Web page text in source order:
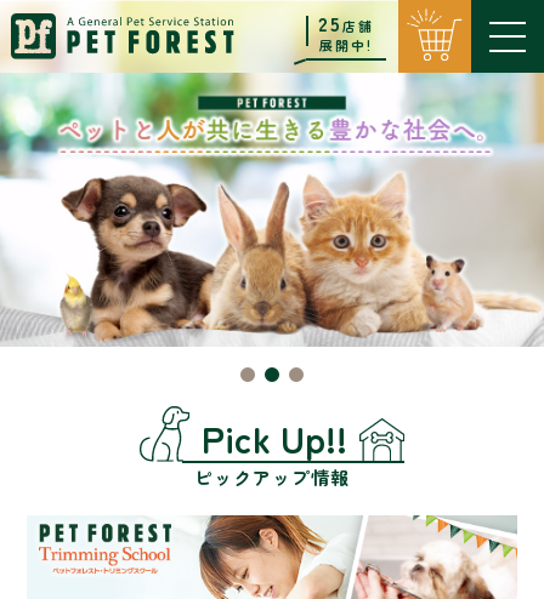
25店舗
展開中!
Pick Up!!
ピックアップ情報